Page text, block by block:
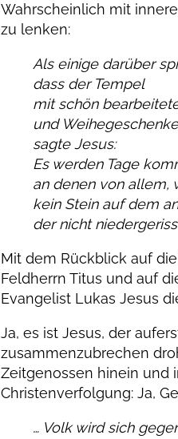
Wahrscheinlich mit
zu lenken:
Als einige darüber
dass der Tempel
mit schön
und
sagte Jesus:
Es werden Tage
an denen von allem,
kein Stein auf dem
der nicht
Mit dem Rückblick auf
Feldherrn Titus und auf
Evangelist Lukas Jesus
Ja, es ist Jesus, der
zusammenzubrechen
Zeitgenossen hinein und
Christenverfolgung: Ja,
… Volk wird sich